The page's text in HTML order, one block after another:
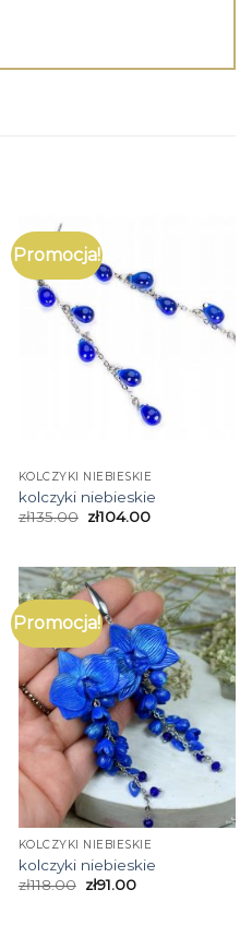
Promocja!
KOLCZYKI NIEBIESKIE
kolczyki niebieskie
zł135.00 zł104.00
Promocja!
KOLCZYKI NIEBIESKIE
kolczyki niebieskie
zł118.00 zł91.00